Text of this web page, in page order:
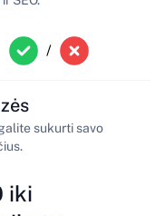
/
sukurti savo
iki